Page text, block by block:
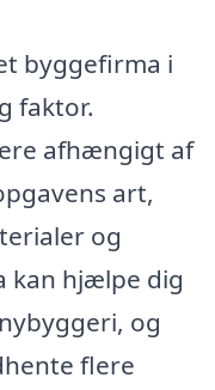
byggefirma i
faktor.
afhængigt af
art,
og
kan hjælpe dig
og
flere